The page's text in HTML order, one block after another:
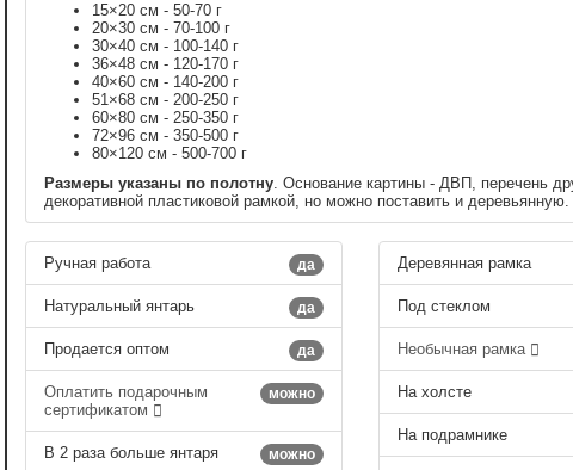
15×20 см - 50-70 г
20×30 см - 70-100 г
30×40 см - 100-140 г
36×48 см - 120-170 г
40×60 см - 140-200 г
51×68 см - 200-250 г
60×80 см - 250-350 г
72×96 см - 350-500 г
80×120 см - 500-700 г
Размеры указаны по полотну. Основание картины - ДВП, перечень
декоративной пластиковой рамкой, но можно поставить и деревьянную.
да
Ручная работа
да
Натуральный янтарь
да
Продается оптом
можно
Оплатить подарочным
сертификатом
можно
В 2 раза больше янтаря
Деревянная рамка
Под стеклом
Необычная рамка
На холсте
На подрамнике